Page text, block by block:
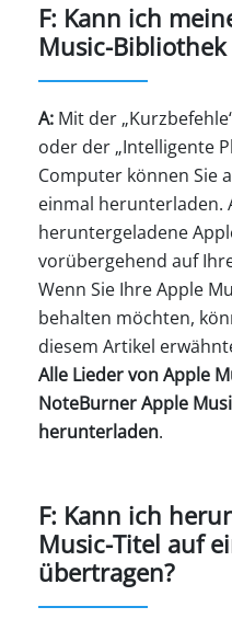
F: Kann ich
Music-
A: Mit der
oder der „Intelligente
Computer können Sie
einmal herunterladen.
heruntergeladene
vorübergehend auf
Wenn Sie Ihre Apple
behalten möchten,
diesem Artikel
Alle Lieder von Apple
NoteBurner Apple
herunterladen.
F: Kann ich
Music-Titel auf
übertragen?